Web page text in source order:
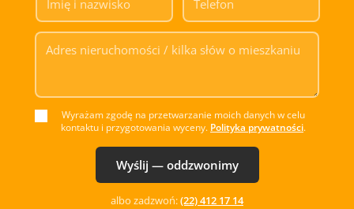
Wyrażam zgodę na przetwarzanie moich danych w celu
kontaktu i przygotowania wyceny. Polityka prywatności.
Wyślij — oddzwonimy
albo zadzwoń:(22) 412 17 14